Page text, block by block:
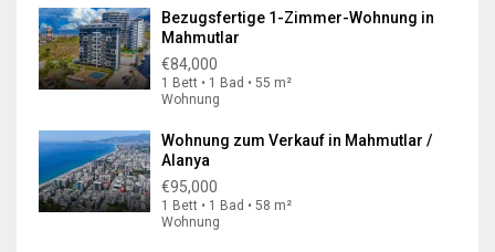
Bezugsfertige 1-Zimmer-Wohnung in
Mahmutlar
€84,000
1 Bett • 1 Bad • 55 m²
Wohnung
Wohnung zum Verkauf in Mahmutlar /
Alanya
€95,000
1 Bett • 1 Bad • 58 m²
Wohnung